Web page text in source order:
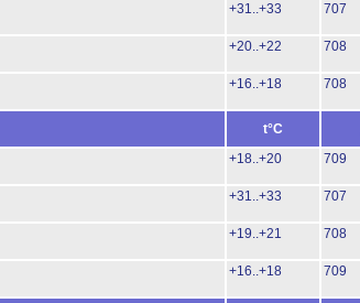
+31..+33 707
+20..+22 708
+16..+18 708
t°C
+18..+20 709
+31..+33 707
+19..+21 708
+16..+18 709